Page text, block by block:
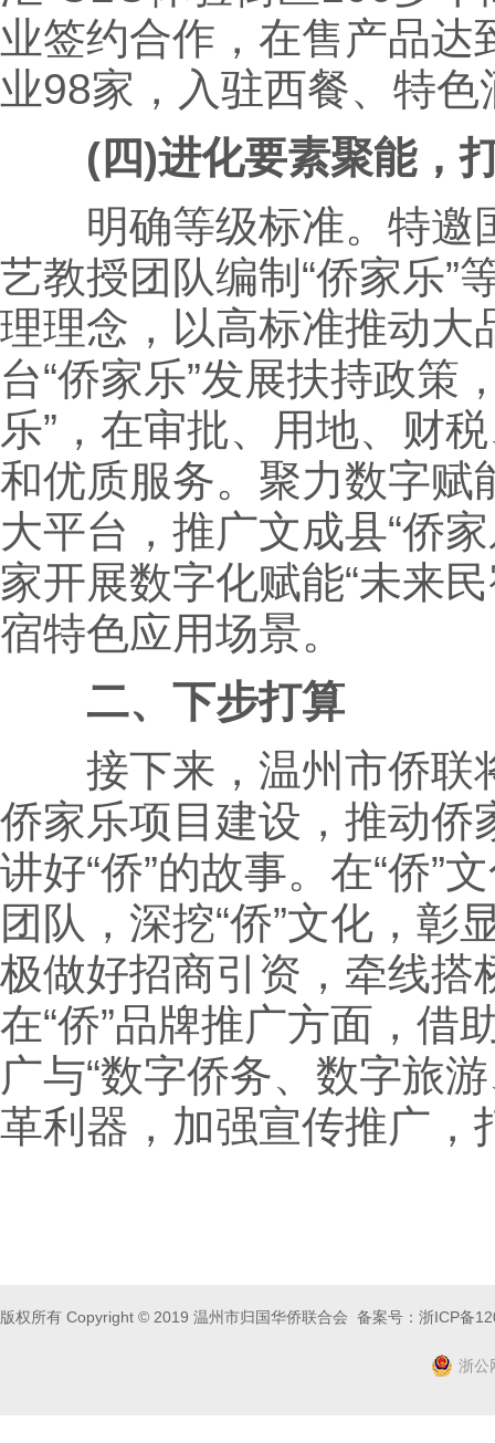
业签约合作，在售产品
业98家，入驻西餐、特
(四)进化要素聚能，打
明确等级标准。特邀
艺教授团队编制“侨家乐”
理理念，以高标准推动大
台“侨家乐”发展扶持政策
乐”，在审批、用地、财
和优质服务。聚力数字赋
大平台，推广文成县“侨
家开展数字化赋能“未来
宿特色应用场景。
二、下步打算
接下来，温州市侨联
侨家乐项目建设，推动侨
讲好“侨”的故事。在“侨”
团队，深挖“侨”文化，彰
极做好招商引资，牵线搭
在“侨”品牌推广方面，借
广与“数字侨务、数字旅
革利器，加强宣传推广，
版权所有 Copyright © 2019 温州市归国华侨联合会 备案号： 浙ICP备
浙公